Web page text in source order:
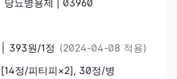
당뇨병용제 | 03960
393원/1정 (2024-04-08 적용)
정/피티피×2], 30정/병